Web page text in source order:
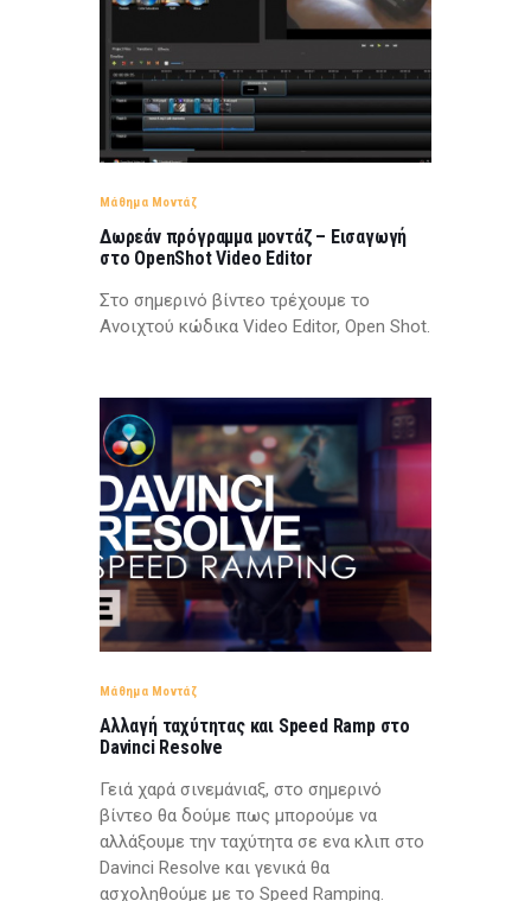
Μάθημα Μοντάζ
Δωρεάν πρόγραμμα μοντάζ – Εισαγωγή
στο OpenShot Video Editor
Στο σημερινό βίντεο τρέχουμε το
Ανοιχτού κώδικα Video Editor, Open Shot.
Μάθημα Μοντάζ
Αλλαγή ταχύτητας και Speed Ramp στο
Davinci Resolve
Γειά χαρά σινεμάνιαξ, στο σημερινό
βίντεο θα δούμε πως μπορούμε να
αλλάξουμε την ταχύτητα σε ενα κλιπ στο
Davinci Resolve και γενικά θα
ασχοληθούμε με το Speed Ramping.